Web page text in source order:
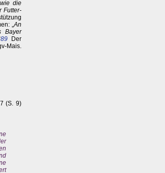
die
Futter-
„ An
Bayer
89 Der
Mais.
(S. 9)